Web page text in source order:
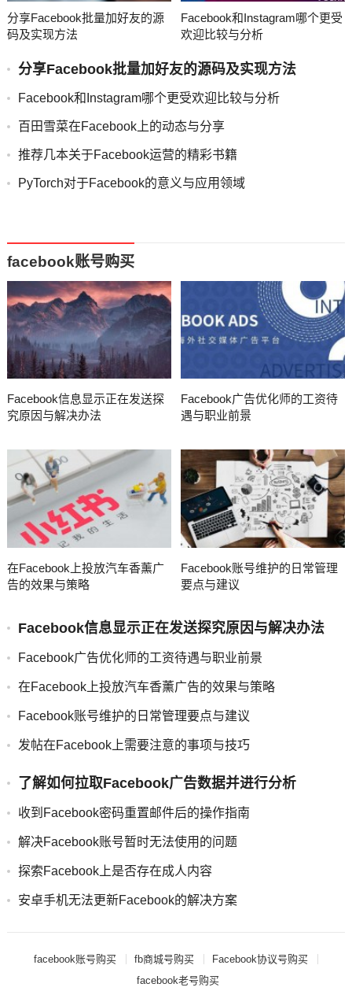
分享Facebook批量加好友的源
码及实现方法
Facebook和Instagram哪个更受
欢迎比较与分析
分享Facebook批量加好友的源码及实现方法
Facebook和Instagram哪个更受欢迎比较与分析
百田雪菜在Facebook上的动态与分享
推荐几本关于Facebook运营的精彩书籍
PyTorch对于Facebook的意义与应用领域
facebook账号购买
Facebook信息显示正在发送探
究原因与解决办法
Facebook广告优化师的工资待
遇与职业前景
在Facebook上投放汽车香薰广
告的效果与策略
Facebook账号维护的日常管理
要点与建议
Facebook信息显示正在发送探究原因与解决办法
Facebook广告优化师的工资待遇与职业前景
在Facebook上投放汽车香薰广告的效果与策略
Facebook账号维护的日常管理要点与建议
发帖在Facebook上需要注意的事项与技巧
了解如何拉取Facebook广告数据并进行分析
收到Facebook密码重置邮件后的操作指南
解决Facebook账号暂时无法使用的问题
探索Facebook上是否存在成人内容
安卓手机无法更新Facebook的解决方案
facebook账号购买 fb商城号购买
Facebook协议号购买
facebook老号购买